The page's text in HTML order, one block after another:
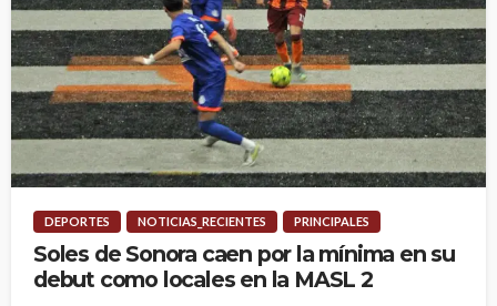
DEPORTES NOTICIAS_RECIENTES PRINCIPALES
Soles de Sonora caen por la mínima en su
debut como locales en la MASL 2